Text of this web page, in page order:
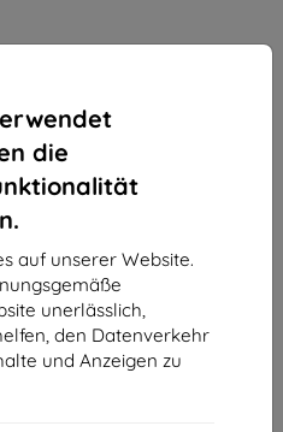
die
auf unserer Website.
unerlässlich,
den Datenverkehr
und Anzeigen zu
für Ulefone
18